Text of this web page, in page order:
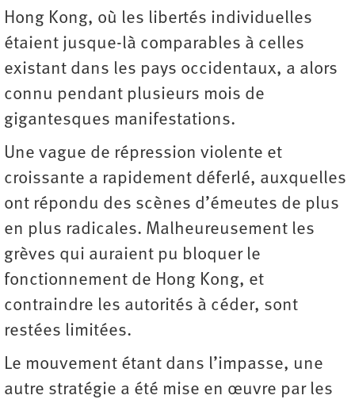
Hong Kong, où les libertés individuelles
étaient jusque-là comparables à celles
existant dans les pays occidentaux, a alors
connu pendant plusieurs mois de
gigantesques manifestations.
Une vague de répression violente et
croissante a rapidement déferlé, auxquelles
ont répondu des scènes d’émeutes de plus
en plus radicales. Malheureusement les
grèves qui auraient pu bloquer le
fonctionnement de Hong Kong, et
contraindre les autorités à céder, sont
restées limitées.
Le mouvement étant dans l’impasse, une
autre stratégie a été mise en œuvre par les